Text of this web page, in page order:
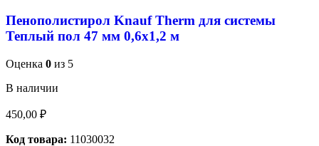
Пенополистирол Knauf Therm для системы
Теплый пол 47 мм 0,6х1,2 м
Оценка 0 из 5
В наличии
450,00 ₽
Код товара: 11030032